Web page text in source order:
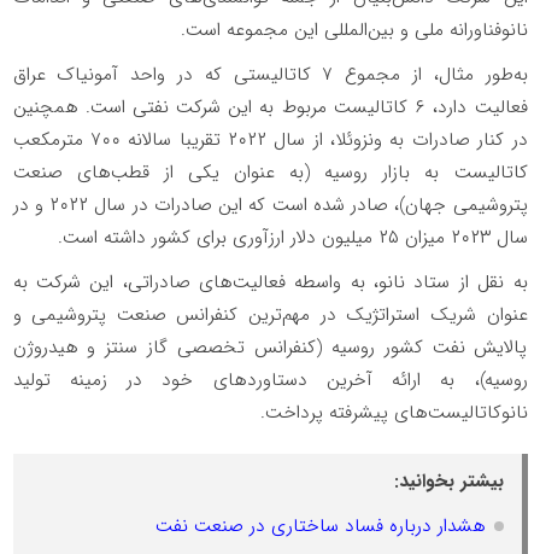
نانوفناورانه ملی و بین‌المللی این مجموعه است.
به‌طور مثال، از مجموع ۷ کاتالیستی که در واحد آمونیاک عراق
فعالیت دارد، ۶ کاتالیست مربوط به این شرکت نفتی است. همچنین
در کنار صادرات به ونزوئلا، از سال ۲۰۲۲ تقریبا سالانه ۷۰۰ مترمکعب
کاتالیست به بازار روسیه (به عنوان یکی از قطب‌های صنعت
پتروشیمی جهان)، صادر شده است که این صادرات در سال ۲۰۲۲ و در
سال ۲۰۲۳ میزان ۲۵ میلیون دلار ارزآوری برای کشور داشته است.
به نقل از ستاد نانو، به واسطه فعالیت‌های صادراتی، این شرکت به
عنوان شریک استراتژیک در مهم‌ترین کنفرانس صنعت پتروشیمی و
پالایش نفت کشور روسیه (کنفرانس تخصصی گاز سنتز و هیدروژن
روسیه)، به ارائه آخرین دستاوردهای خود در زمینه تولید
نانوکاتالیست‌های پیشرفته پرداخت.
بیشتر بخوانید:
هشدار درباره فساد ساختاری در صنعت نفت